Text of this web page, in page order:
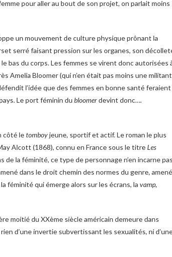
pour aller au bout de son projet, on parlait moins
un mouvement de culture physique prônant la
serré faisant pression sur les organes, son
bas du corps. Les femmes se virent donc autorisées
Amelia Bloomer (qui n’en était pas moins une
l’idée que des femmes en bonne santé feraient
Le port féminin du bloomerdevint donc….
côté letomboyjeune, sportif et actif. Le roman le plus
Alcott (1868), connu en France sous le titreLes
la féminité, ce type de personnage n’en incarne pas
dans le droit chemin des normes du genre, amené
féminité qui émerge alors sur les écrans, la vamp,
moitié du XXème siècle américain demeure dans
d’une invertie subvertissant les sexualités, ni